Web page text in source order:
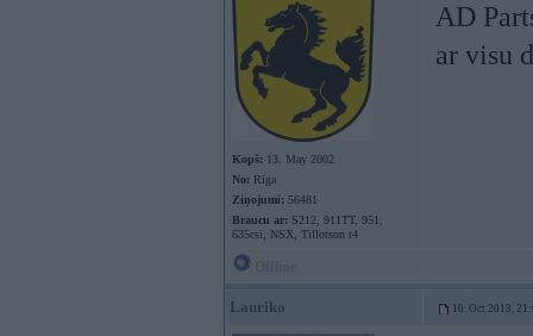
Kopš: 13. May 2002
No: Rīga
Ziņojumi: 56481
Braucu ar: S212, 911TT, 951,
635csi, NSX, Tillotson t4
AD
ar visu
Lauriko 10. Oct 2013,